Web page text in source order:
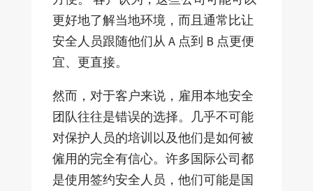
更好地了解当地环境，而且通常比让
安全人员跟随他们从 A 点到 B 点更便
宜、更直接。
然而，对于客户来说，雇用本地安全
团队往往是错误的选择。几乎不可能
对保护人员的培训以及他们是如何被
僱用的完全有信心。许多国际公司都
是使用签约安全人员，他们可能是国